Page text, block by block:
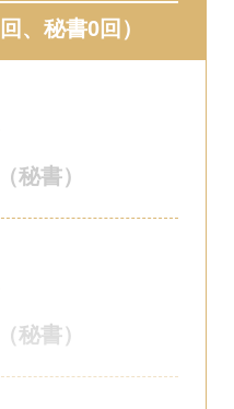
、秘書0回）
秘書）
秘書）